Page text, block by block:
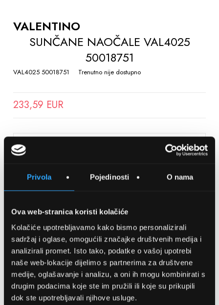
Privola Pojedinosti O nama
Ova web-stranica koristi kolačiće
Kolačiće upotrebljavamo kako bismo personalizirali
sadržaj i oglase, omogućili značajke društvenih medija i
analizirali promet. Isto tako, podatke o vašoj upotrebi
naše web-lokacije dijelimo s partnerima za društvene
medije, oglašavanje i analizu, a oni ih mogu kombinirati s
drugim podacima koje ste im pružili ili koje su prikupili
dok ste upotrebljavali njihove usluge.
THE
BEGINNING
GALLERY
VALENTINO
SUNČANE NAOČALE VAL4025
50018751
VAL4025 50018751 Trenutno nije dostupno
233,59 EUR
SPREMITE NA LISTU ŽELJA
Detalji